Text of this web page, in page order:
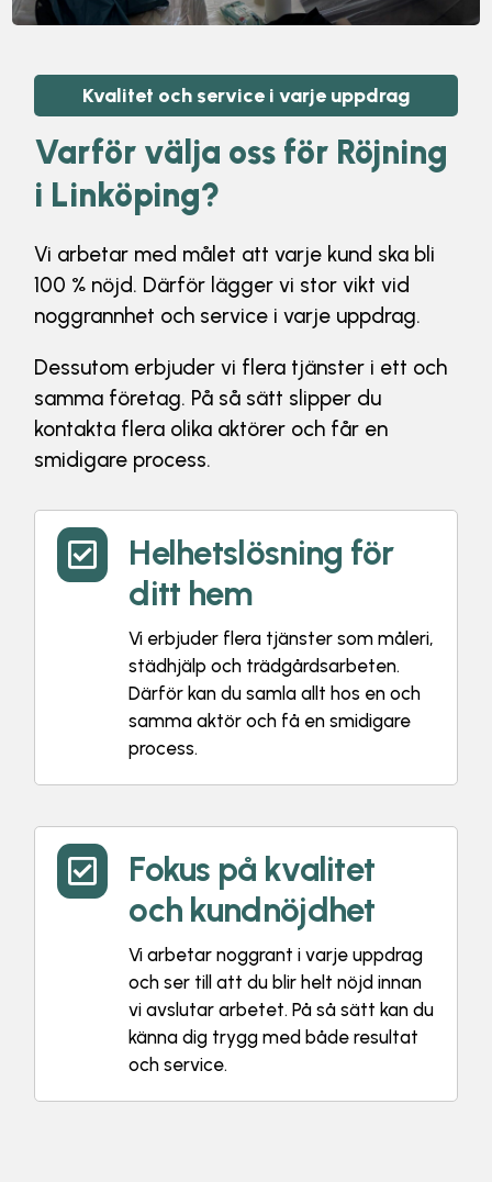
Kvalitet och service i varje uppdrag
Varför välja oss för Röjning
i Linköping?
Vi arbetar med målet att varje kund ska bli
100 % nöjd. Därför lägger vi stor vikt vid
noggrannhet och service i varje uppdrag.
Dessutom erbjuder vi flera tjänster i ett och
samma företag. På så sätt slipper du
kontakta flera olika aktörer och får en
smidigare process.

Helhetslösning för
ditt hem
Vi erbjuder flera tjänster som måleri,
städhjälp och trädgårdsarbeten.
Därför kan du samla allt hos en och
samma aktör och få en smidigare
process.

Fokus på kvalitet
och kundnöjdhet
Vi arbetar noggrant i varje uppdrag
och ser till att du blir helt nöjd innan
vi avslutar arbetet. På så sätt kan du
känna dig trygg med både resultat
och service.